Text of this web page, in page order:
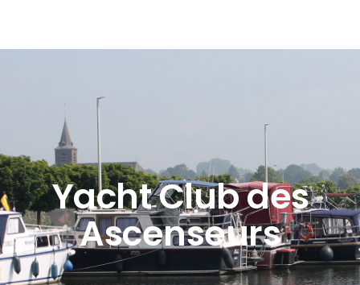
Yacht Club des
Ascenseurs